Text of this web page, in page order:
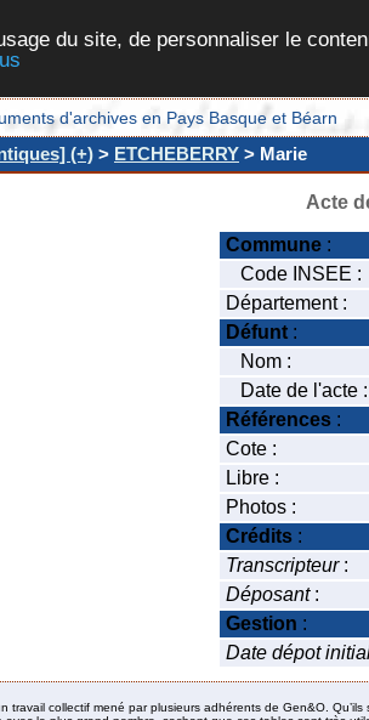
du site, de personnaliser le
d'archives en Pays Basque et Béarn
(+) > ETCHEBERRY > Marie
Acte
Commune:
Code INSEE :
Département :
Défunt:
Nom :
Date de l'acte :
Références:
Cote :
Libre :
Photos :
Crédits:
Transcripteur:
Déposant:
Gestion :
Date dépot
travail collectif mené par plusieurs adhérents de Gen&O.